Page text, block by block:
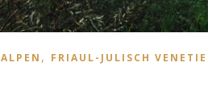
ALPEN , FRIAUL-JULISCH